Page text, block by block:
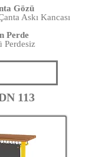
Gözü
Askı Kancası
Perde
Perdesiz
113